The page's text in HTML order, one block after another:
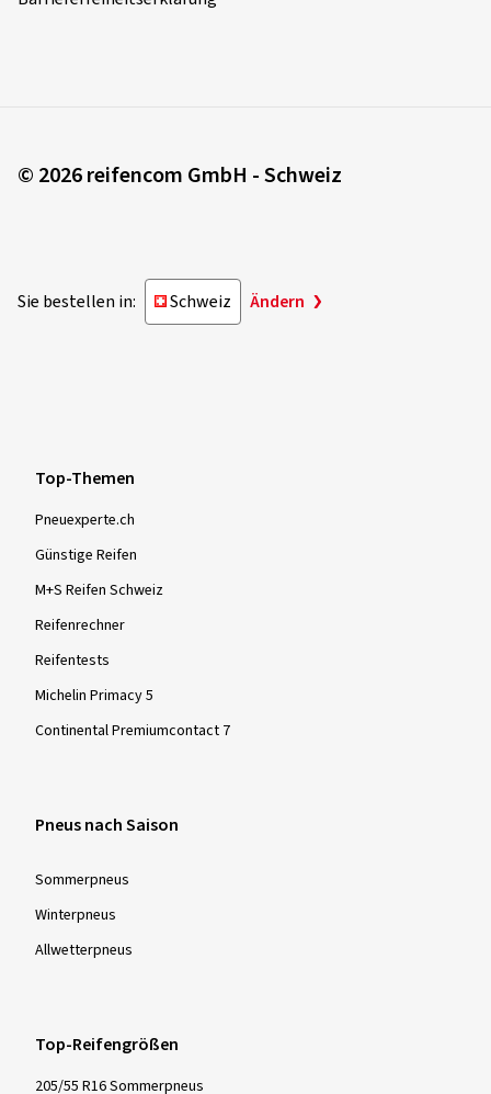
© 2026 reifencom GmbH - Schweiz
Sie bestellen in: Schweiz Ändern
Top-Themen
Pneuexperte.ch
Günstige Reifen
M+S Reifen Schweiz
Reifenrechner
Reifentests
Michelin Primacy 5
Continental Premiumcontact 7
Pneus nach Saison
Sommer­pneus
Winter­pneus
Allwetter­pneus
Top-Reifengrößen
205/55 R16 Sommerpneus